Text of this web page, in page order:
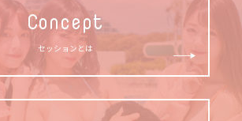
Concept
セッションとは